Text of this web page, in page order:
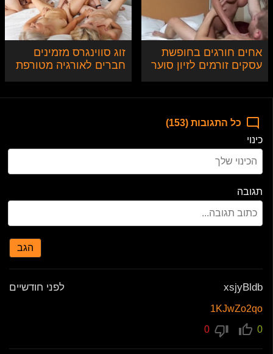
אחים חורגים בחופשת
עסקים זורמים לזיון סוער
זוג סווינגרס מזמינים
חברים לאורגיה מטורפת
כל התגובות (153)
כינוי
תגובה
הגב
xsjyBldb לפני חודשיים
1KJwZo2qo
0